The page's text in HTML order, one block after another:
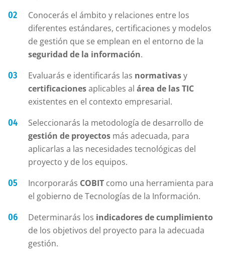
Conocerás el ámbito y relaciones entre los
diferentes estándares, certificaciones y modelos
de gestión que se emplean en el entorno de la
seguridad de la información.
Evaluarás e identificarás las normativasy
certificacionesaplicables al área de las TIC
existentes en el contexto empresarial.
Seleccionarás la metodología de desarrollo de
gestión de proyectos más adecuada, para
aplicarlas a las necesidades tecnológicas del
proyecto y de los equipos.
Incorporarás COBIT como una herramienta para
el gobierno de Tecnologías de la Información.
Determinarás los indicadores de cumplimiento
de los objetivos del proyecto para la adecuada
gestión.